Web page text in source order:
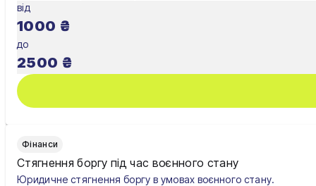
Київ
від
1000 ₴
до
2500 ₴
Фінанси
Стягнення боргу під час воєнного стану
Юридичне стягнення боргу в умовах воєнного стану.